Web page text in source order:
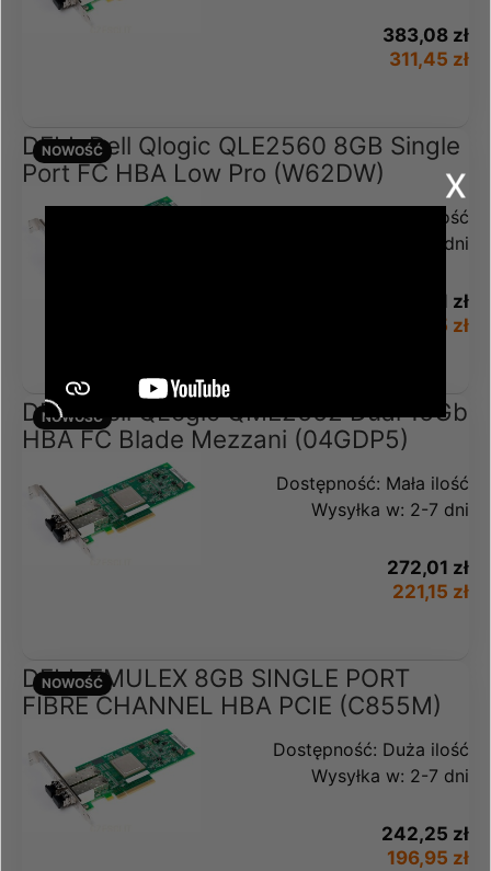
383,08 zł
311,45 zł
DELL Dell Qlogic QLE2560 8GB Single
Port FC HBA Low Pro (W62DW)
Średnia ilość
2-7 dni
272,01 zł
221,15 zł
NOWOŚĆ
DELL Dell QLogic QME2662 Dual 16Gb
HBA FC Blade Mezzani (04GDP5)
Dostępność: Mała ilość
Wysyłka w: 2-7 dni
272,01 zł
221,15 zł
NOWOŚĆ
DELL EMULEX 8GB SINGLE PORT
FIBRE CHANNEL HBA PCIE (C855M)
Dostępność: Duża ilość
Wysyłka w: 2-7 dni
242,25 zł
196,95 zł
NOWOŚĆ
x